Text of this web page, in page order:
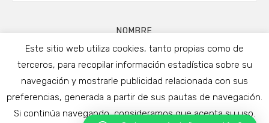
COPYRIGHT © 2026 · EN FORMA CON MARC. ALL RIGHT RESERVED |
NOMBRE
QUIERO APUNTARME
Este sitio web utiliza cookies, tanto propias como de
terceros, para recopilar información estadística sobre su
navegación y mostrarle publicidad relacionada con sus
preferencias, generada a partir de sus pautas de navegación.
Si continúa navegando, consideramos que acepta su uso.